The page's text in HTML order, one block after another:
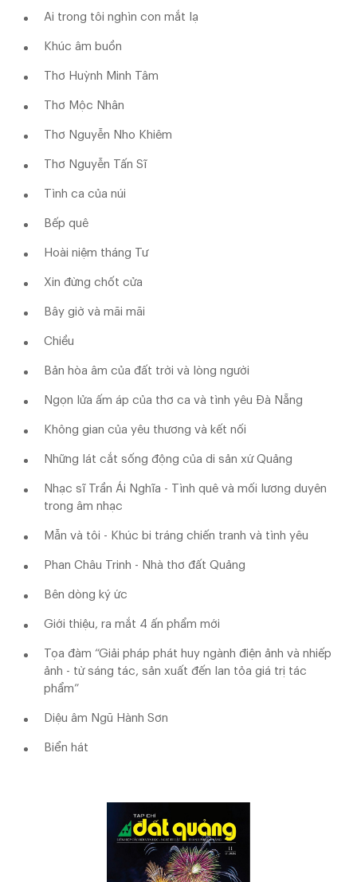
Ai trong tôi nghìn con mắt lạ
Khúc âm buồn
Thơ Huỳnh Minh Tâm
Thơ Mộc Nhân
Thơ Nguyễn Nho Khiêm
Thơ Nguyễn Tấn Sĩ
Tình ca của núi
Bếp quê
Hoài niệm tháng Tư
Xin đừng chốt cửa
Bây giờ và mãi mãi
Chiều
Bản hòa âm của đất trời và lòng người
Ngọn lửa ấm áp của thơ ca và tình yêu Đà Nẵng
Không gian của yêu thương và kết nối
Những lát cắt sống động của di sản xứ Quảng
Nhạc sĩ Trần Ái Nghĩa - Tình quê và mối lương duyên
trong âm nhạc
Mẫn và tôi - Khúc bi tráng chiến tranh và tình yêu
Phan Châu Trinh - Nhà thơ đất Quảng
Bên dòng ký ức
Giới thiệu, ra mắt 4 ấn phẩm mới
Tọa đàm “Giải pháp phát huy ngành điện ảnh và nhiếp
ảnh - từ sáng tác, sản xuất đến lan tỏa giá trị tác
phẩm”
Diệu âm Ngũ Hành Sơn
Biển hát